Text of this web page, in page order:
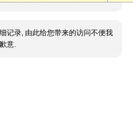
记录, 由此给您带来的访问不便我
意.